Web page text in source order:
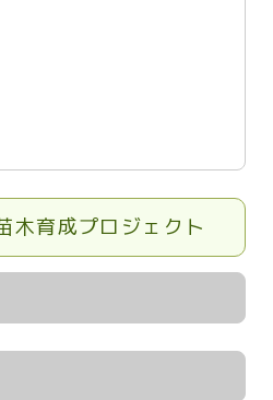
木育成プロジェクト